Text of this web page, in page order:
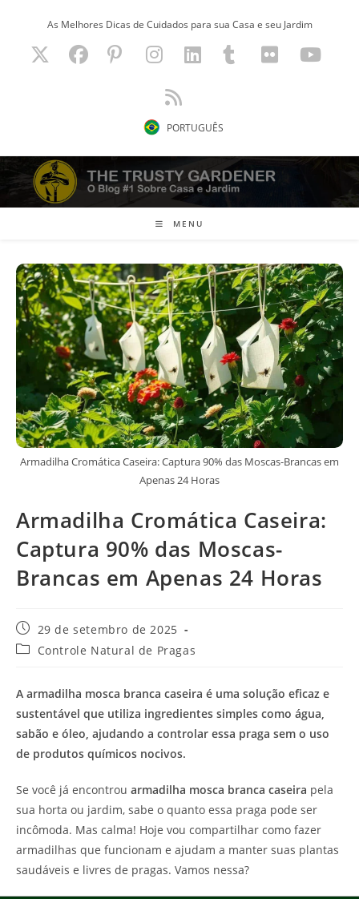
As Melhores Dicas de Cuidados para sua Casa e seu Jardim
PORTUGUÊS
MENU
Armadilha Cromática Caseira: Captura 90% das Moscas-Brancas em
Apenas 24 Horas
Armadilha Cromática Caseira:
Captura 90% das Moscas-
Brancas em Apenas 24 Horas
Post
publicado:
29 de setembro de 2025
Categoria
Controle Natural de Pragas
A armadilha mosca branca caseira é uma solução eficaz e
sustentável que utiliza ingredientes simples como água,
sabão e óleo, ajudando a controlar essa praga sem o uso
de produtos químicos nocivos.
Se você já encontrou armadilha mosca branca caseira pela
sua horta ou jardim, sabe o quanto essa praga pode ser
incômoda. Mas calma! Hoje vou compartilhar como fazer
armadilhas que funcionam e ajudam a manter suas plantas
saudáveis e livres de pragas. Vamos nessa?